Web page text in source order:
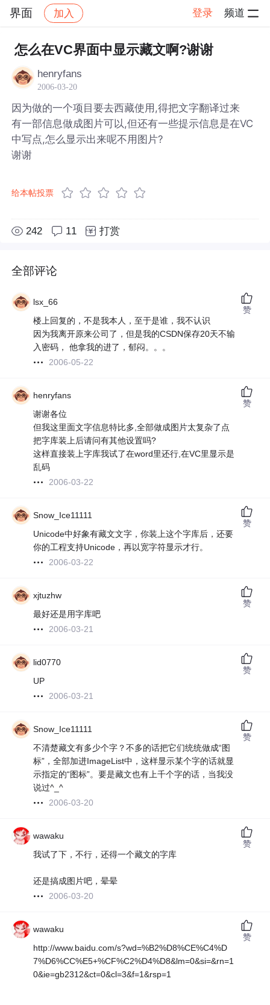
界面 加入 登录 频道
社区 界面 帖子详情
怎么在VC界面中显示藏文啊?谢谢
henryfans
2006-03-20
因为做的一个项目要去西藏使用,得把文字翻译过来
有一部信息做成图片可以,但还有一些提示信息是在VC
中写点,怎么显示出来呢不用图片?
谢谢
给本帖投票
242 11 打赏
全部评论
lsx_66
楼上回复的，不是我本人，至于是谁，我不认识
因为我离开原来公司了，但是我的CSDN保存20天不输
入密码， 他拿我的进了，郁闷。。。
2006-05-22
赞
henryfans
谢谢各位
但我这里面文字信息特比多,全部做成图片太复杂了点
把字库装上后请问有其他设置吗?
这样直接装上字库我试了在word里还行,在VC里显示是
乱码
2006-03-22
赞
Snow_Ice11111
Unicode中好象有藏文文字，你装上这个字库后，还要
你的工程支持Unicode，再以宽字符显示才行。
2006-03-22
赞
xjtuzhw
最好还是用字库吧
2006-03-21
赞
lid0770
UP
2006-03-21
赞
Snow_Ice11111
不清楚藏文有多少个字？不多的话把它们统统做成“图
标”，全部加进ImageList中，这样显示某个字的话就显
示指定的“图标”。要是藏文也有上千个字的话，当我没
说过^_^
2006-03-20
赞
wawaku
我试了下，不行，还得一个藏文的字库
还是搞成图片吧，晕晕
2006-03-20
赞
wawaku
http://www.baidu.com/s?wd=%B2%D8%CE%C4%D
7%D6%CC%E5+%CF%C2%D4%D8&lm=0&si=&rn=1
0&ie=gb2312&ct=0&cl=3&f=1&rsp=1
赞